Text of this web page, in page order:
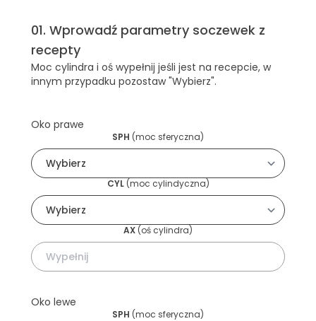
01. Wprowadź parametry soczewek z
recepty
Moc cylindra i oś wypełnij jeśli jest na recepcie, w
innym przypadku pozostaw "Wybierz".
Oko prawe
SPH (moc sferyczna)
CYL(moc cylindyczna)
AX (oś cylindra)
Oko lewe
SPH (moc sferyczna)